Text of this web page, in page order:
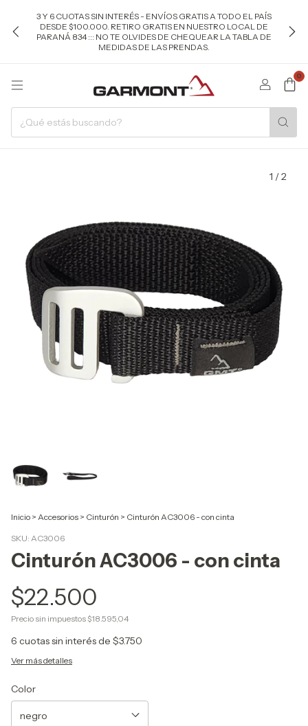
3 Y 6 CUOTAS SIN INTERÉS - ENVÍOS GRATIS A TODO EL PAÍS
DESDE $100.000. RETIRO GRATIS EN NUESTRO LOCAL DE
PARANÁ 834 ::: NO TE OLVIDES DE CHEQUEAR LA TABLA DE
MEDIDAS DE LAS PRENDAS.
0
1 /2
Inicio > Accesorios > Cinturón > Cinturón AC3006 - con cinta
SKU: AC3006
Cinturón AC3006 - con cinta
$22.500
Precio sin impuestos $18.595,04
6 cuotas sin interés de $3.750
Ver más detalles
Color